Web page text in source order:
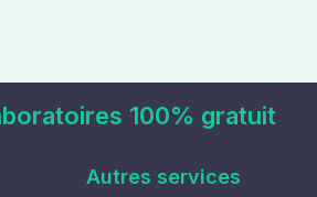
100% gratuit
Autres services